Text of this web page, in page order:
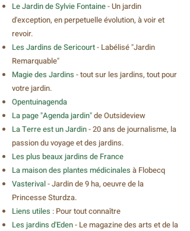
Le Jardin de Sylvie Fontaine- Un jardin
d'exception, en perpetuelle évolution, à voir et
revoir.
Les Jardins de Sericourt- Labélisé "Jardin
Remarquable"
Magie des Jardins - tout sur les jardins, tout pour
votre jardin.
Opentuinagenda
La page "Agenda jardin"de Outsideview
La Terre est un Jardin- 20 ans de journalisme, la
passion du voyage et des jardins.
Les plus beaux jardins de France
La maison des plantes médicinales à Flobecq
Vasterival- Jardin de 9 ha, oeuvre de la
Princesse Sturdza.
Liens utiles : Pour tout connaître
Les jardins d'Eden- Le magazine des arts et de la